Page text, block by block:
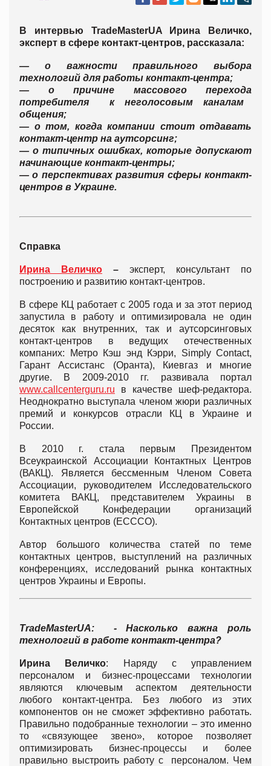
В интервью TradeMasterUA Ирина Величко,
эксперт в сфере контакт-центров, рассказала:
— о важности правильного выбора
технологий для работы контакт-центра;
— о причине массового перехода
потребителя к неголосовым каналам
общения;
— о том, когда компании стоит отдавать
контакт-центр на аутсорсинг;
— о типичных ошибках, которые допускают
начинающие контакт-центры;
— о перспективах развития сферы контакт-
центров в Украине.
Справка
Ирина Величко – эксперт, консультант по
построению и развитию контакт-центров.
В сфере КЦ работает с 2005 года и за этот период
запустила в работу и оптимизировала не один
десяток как внутренних, так и аутсорсинговых
контакт-центров в ведущих отечественных
компаних: Метро Кэш энд Кэрри, Simply Contact,
Гарант Ассистанс (Оранта), Киевгаз и многие
другие. В 2009-2010 гг. развивала портал
www.callcenterguru.ru в качестве шеф-редактора.
Неоднократно выступала членом жюри различных
премий и конкурсов отрасли КЦ в Украине и
России.
В 2010 г. стала первым Президентом
Всеукраинской Ассоциации Контактных Центров
(ВАКЦ). Является бессменным Членом Совета
Ассоциации, руководителем Исследовательского
комитета ВАКЦ, представителем Украины в
Европейской Конфедерации организаций
Контактных центров (ЕСССО).
Автор большого количества статей по теме
контактных центров, выступлений на различных
конференциях, исследований рынка контактных
центров Украины и Европы.
TradeMasterUA:
- Насколько важна роль
технологий в работе контакт-центра?
Ирина Величко: Наряду с управлением
персоналом и бизнес-процессами технологии
являются ключевым аспектом деятельности
любого контакт-центра. Без любого из этих
компонентов он не сможет эффективно работать.
Правильно подобранные технологии – это именно
то «связующее звено», которое позволяет
оптимизировать бизнес-процессы и более
правильно выстроить работу с персоналом. Чем